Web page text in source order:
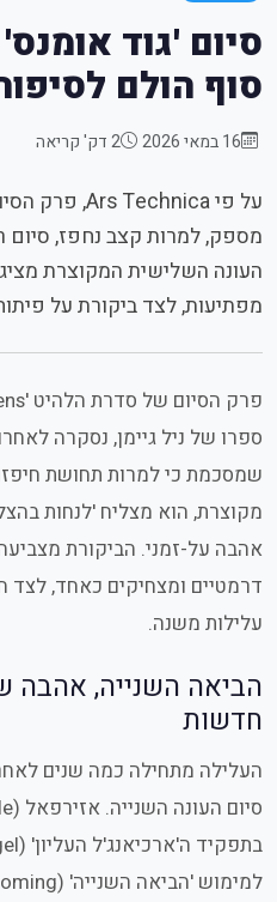
סיום 'גוד
סוף הולם
16 במאי 2026 2 דק' קריאה
מספק, למרות קצב נחפז, סיום
העונה השלישית המקוצרת
מפתיעות, לצד ביקורת על
שמסכמת כי למרות תחושת
מקוצרת, הוא מצליח 'לנחות
אהבה על-זמני. הביקורת
דרמטיים ומצחיקים כאחד, לצד
עלילות משנה.
הביאה השנייה, אהבה
חדשות
העלילה מתחילה כמה שנים